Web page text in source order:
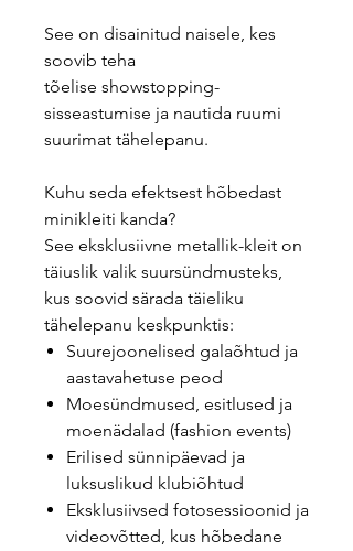
See on disainitud naisele, kes
soovib teha
tõelise showstopping-
sisseastumise ja nautida ruumi
suurimat tähelepanu.
Kuhu seda efektsest hõbedast
minikleiti kanda?
See eksklusiivne metallik-kleit on
täiuslik valik suursündmusteks,
kus soovid särada täieliku
tähelepanu keskpunktis:
Suurejoonelised galaõhtud ja
aastavahetuse peod
Moesündmused, esitlused ja
moenädalad (fashion events)
Erilised sünnipäevad ja
luksuslikud klubiõhtud
Eksklusiivsed fotosessioonid ja
videovõtted, kus hõbedane